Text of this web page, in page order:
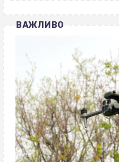
ВАЖЛИВО